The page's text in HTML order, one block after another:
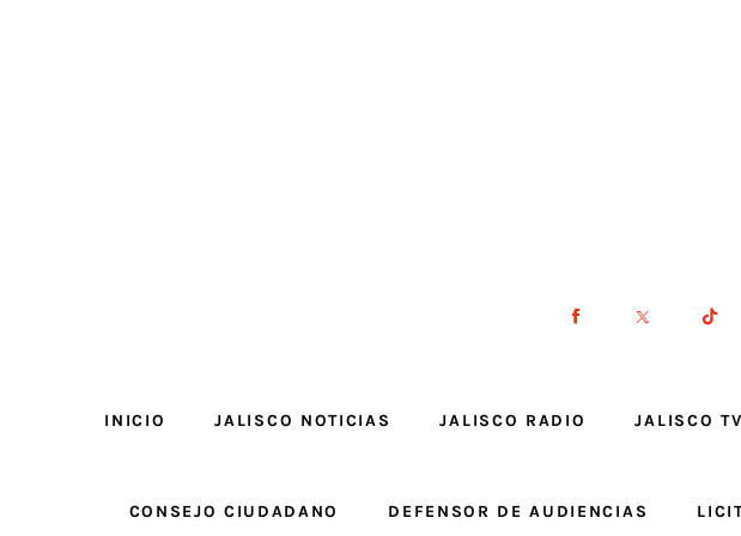
INICIO JALISCO NOTICIAS JALISCO RADIO JALISCO TV
CONSEJO CIUDADANO DEFENSOR DE AUDIENCIAS